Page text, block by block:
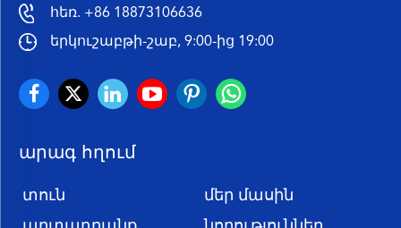
հեռ. +86 18873106636
երկուշաբթի-շաբ, 9:00-ից 19:00
արագ հղում
տուն
մեր մասին